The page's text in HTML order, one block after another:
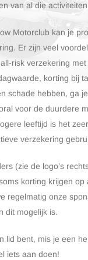
van al die
Motorclub kan je
Er zijn veel
risk verzekering
korting bij
schade hebben, ga
voor de duurdere
leeftijd is het
verzekering
(zie de logo’s
korting krijgen op
regelmatig onze
dit mogelijk is.
lid bent, mis je een
iets aan doen!